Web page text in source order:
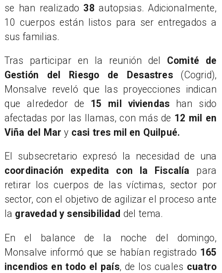
se han realizado 38 autopsias. Adicionalmente,
10 cuerpos están listos para ser entregados a
sus familias.
​Tras participar en la reunión del Comité de
Gestión del Riesgo de Desastres(Cogrid),
Monsalve reveló que las proyecciones indican
que alrededor de 15 mil viviendas han sido
afectadas por las llamas, con más de 12 mil en
Viña del Mary casi tres mil en Quilpué.
​El subsecretario expresó la necesidad de una
coordinación expedita con la Fiscalía para
retirar los cuerpos de las víctimas, sector por
sector, con el objetivo de agilizar el proceso ante
la gravedad y sensibilidad del tema.
​En el balance de la noche del domingo,
Monsalve informó que se habían registrado 165
incendios en todo el país, de los cuales cuatro